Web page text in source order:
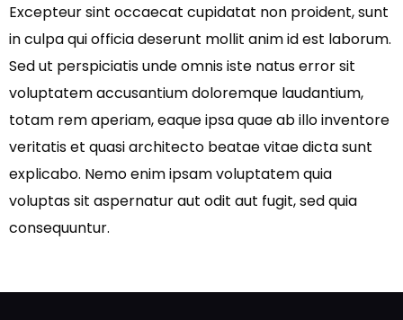
Excepteur sint occaecat cupidatat non proident, sunt
in culpa qui officia deserunt mollit anim id est laborum.
Sed ut perspiciatis unde omnis iste natus error sit
voluptatem accusantium doloremque laudantium,
totam rem aperiam, eaque ipsa quae ab illo inventore
veritatis et quasi architecto beatae vitae dicta sunt
explicabo. Nemo enim ipsam voluptatem quia
voluptas sit aspernatur aut odit aut fugit, sed quia
consequuntur.